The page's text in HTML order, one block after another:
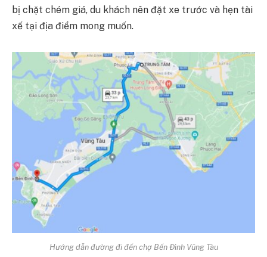
bị chặt chém giá, du khách nên đặt xe trước và hẹn tài
xế tại địa điểm mong muốn.
Hướng dẫn đường đi đến chợ Bến Đình Vũng Tàu